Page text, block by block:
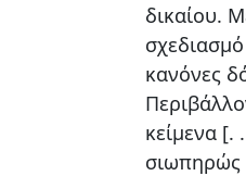
δικαίου.
κανόνες
κείμενα [.
σιωπηρώς